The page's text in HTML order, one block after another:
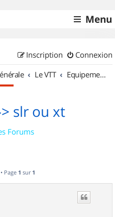
Menu
Connexion
Inscription
Le VTT Equipements et Accessoires
slr ou xt
Forums
Page 1 sur 1